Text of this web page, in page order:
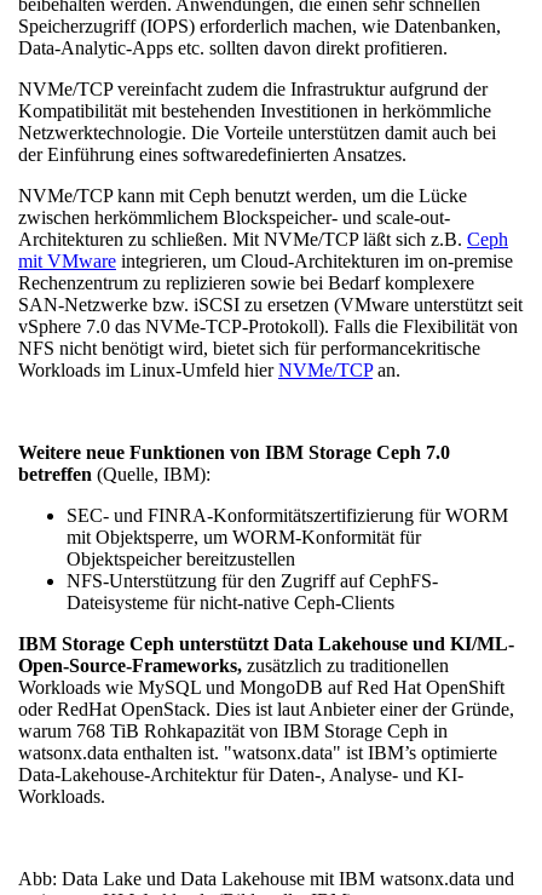
Speicherzugriff (IOPS) erforderlich machen, wie Datenbanken,
Data-Analytic-Apps etc. sollten davon direkt profitieren.
NVMe/TCP vereinfacht zudem die Infrastruktur aufgrund der
Kompatibilität mit bestehenden Investitionen in herkömmliche
Netzwerktechnologie. Die Vorteile unterstützen damit auch bei
der Einführung eines softwaredefinierten Ansatzes.
NVMe/TCP kann mit Ceph benutzt werden, um die Lücke
zwischen herkömmlichem Blockspeicher- und scale-out-
Architekturen zu schließen. Mit NVMe/TCP läßt sich z.B. Ceph
mit VMware integrieren, um Cloud-Architekturen im on-premise
Rechenzentrum zu replizieren sowie bei Bedarf komplexere
SAN-Netzwerke bzw. iSCSI zu ersetzen (VMware unterstützt seit
vSphere 7.0 das NVMe-TCP-Protokoll). Falls die Flexibilität von
NFS nicht benötigt wird, bietet sich für performancekritische
Workloads im Linux-Umfeld hierNVMe/TCPan.
Weitere neue Funktionen von IBM Storage Ceph 7.0
betreffen (Quelle, IBM):
SEC- und FINRA-Konformitätszertifizierung für WORM
mit Objektsperre, um WORM-Konformität für
Objektspeicher bereitzustellen
NFS-Unterstützung für den Zugriff auf CephFS-
Dateisysteme für nicht-native Ceph-Clients
IBM Storage Ceph unterstützt Data Lakehouse und KI/ML-
Open-Source-Frameworks, zusätzlich zu traditionellen
Workloads wie MySQL und MongoDB auf Red Hat OpenShift
oder RedHat OpenStack. Dies ist laut Anbieter einer der Gründe,
warum 768 TiB Rohkapazität von IBM Storage Ceph in
watsonx.data enthalten ist. "watsonx.data" ist IBM’s optimierte
Data-Lakehouse-Architektur für Daten-, Analyse- und KI-
Workloads.
Abb: Data Lake und Data Lakehouse mit IBM watsonx.data und